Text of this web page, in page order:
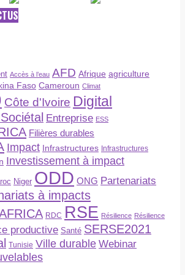
Accès à l’eau AFD Afrique agriculture
Faso Cameroun Climat
Côte d'Ivoire Digital
Entreprise ESS
Filières durables
Impact Infrastructures Infrastructures
Investissement à impact
Niger ODD ONG Partenariats
à impacts
RDC RSE Résilience Résilience
productive Santé SERSE2021
Tunisie Ville durable Webinar